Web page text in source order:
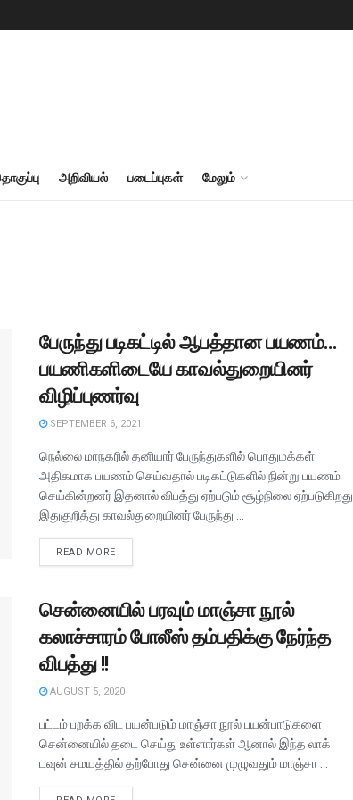
அறிவியல் படைப்புகள் மேலும்
பேருந்து படிகட்டில் ஆபத்தான பயணம்…
பயணிகளிடையே காவல்துறையினர்
விழிப்புணர்வு
SEPTEMBER 6, 2021
நெல்லை மாநகரில் தனியார் பேருந்துகளில் பொதுமக்கள்
அதிகமாக பயணம் செய்வதால் படிகட்டுகளில் நின்று பயணம்
செய்கின்றனர் இதனால் விபத்து ஏற்படும் சூழ்நிலை ஏற்படுகிறது
இதுகுறித்து காவல்துறையினர் பேருந்து ...
READ MORE
சென்னையில் பரவும் மாஞ்சா நூல்
கலாச்சாரம் போலீஸ் தம்பதிக்கு நேர்ந்த
விபத்து !!
AUGUST 5, 2020
பட்டம் பறக்க விட பயன்படும் மாஞ்சா நூல் பயன்பாடுகளை
சென்னையில் தடை செய்து உள்ளார்கள் ஆனால் இந்த லாக்
டவுன் சமயத்தில் தற்போது சென்னை முழுவதும் மாஞ்சா ...